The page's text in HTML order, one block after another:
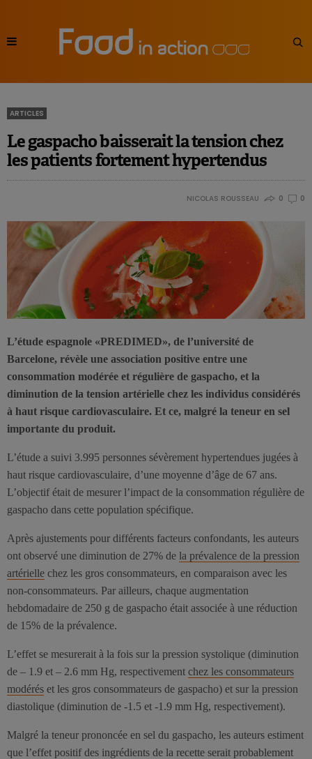
ARTICLES
Le gaspacho baisserait la tension chez
les patients fortement hypertendus
NICOLAS ROUSSEAU 0 0
L’étude espagnole «PREDIMED», de l’université de
Barcelone, révèle une association positive entre une
consommation modérée et régulière de gaspacho, et la
diminution de la tension artérielle chez les individus considérés
à haut risque cardiovasculaire. Et ce, malgré la teneur en sel
importante du produit.
L’étude a suivi 3.995 personnes sévèrement hypertendues jugées à
haut risque cardiovasculaire, d’une moyenne d’âge de 67 ans.
L’objectif était de mesurer l’impact de la consommation régulière de
gaspacho dans cette population spécifique.
Après ajustements pour différents facteurs confondants, les auteurs
ont observé une diminution de 27% de la prévalence de la pression
artérielle chez les gros consommateurs, en comparaison avec les
non-consommateurs. Par ailleurs, chaque augmentation
hebdomadaire de 250 g de gaspacho était associée à une réduction
de 15% de la prévalence.
L’effet se mesurerait à la fois sur la pression systolique (diminution
de – 1.9 et – 2.6 mm Hg, respectivement chez les consommateurs
modérés et les gros consommateurs de gaspacho) et sur la pression
diastolique (diminution de -1.5 et -1.9 mm Hg, respectivement).
Malgré la teneur prononcée en sel du gaspacho, les auteurs estiment
que l’effet positif des ingrédients de la recette serait probablement